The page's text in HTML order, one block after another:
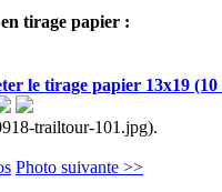
tirage papier :
le tirage papier 13x19
trailtour-101.jpg).
Photo suivante >>